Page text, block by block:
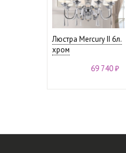
Люстра Mercury II 6л.
хром
69 740 ₽